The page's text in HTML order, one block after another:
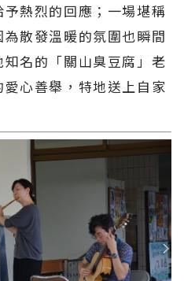
熱烈的回應；一場堪稱
散發溫暖的氛圍也瞬間
名的「關山臭豆腐」老
心善舉，特地送上自家